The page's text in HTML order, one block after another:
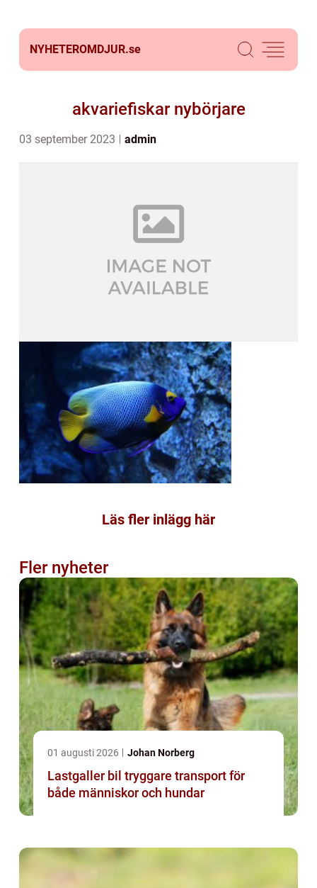
NYHETEROMDJUR.se
akvariefiskar nybörjare
03 september 2023 admin
Läs fler inlägg här
Fler nyheter
01 augusti 2026 Johan Norberg
Lastgaller bil tryggare transport för
både människor och hundar